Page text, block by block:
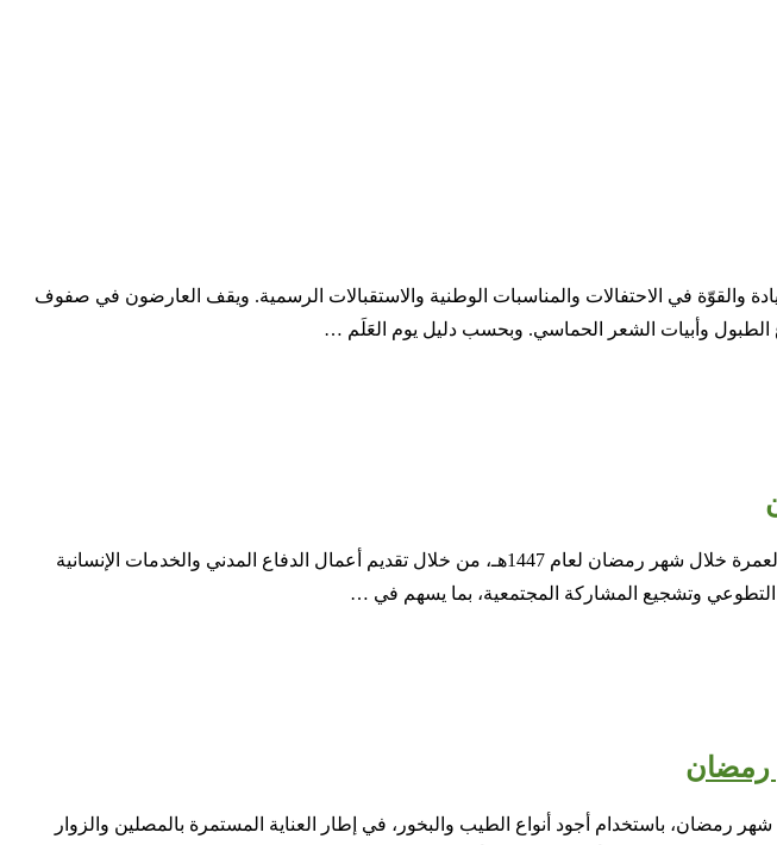
والقوّة في الاحتفالات والمناسبات الوطنية والاستقبالات الرسمية. ويقف العارضون في صفوف
الطبول وأبيات الشعر الحماسي. وبحسب دليل يوم العَلَم …
تشارك متطوعات المديرية العامة للدفاع المدني السعودي في خدمة ضيوف الرحمن القادمين لأداء مناسك العمرة خلال شهر رمضان لعام 1447هـ، من خلال تقديم أعمال الدفاع المدني والخدمات الإنسانية
التطوعي وتشجيع المشاركة المجتمعية، بما يسهم في …
رمضان
رمضان، باستخدام أجود أنواع الطيب والبخور، في إطار العناية المستمرة بالمصلين والزوار